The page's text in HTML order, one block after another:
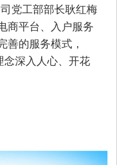
党工部部长耿红梅
商平台、入户服务
善的服务模式，
念深入人心、开花